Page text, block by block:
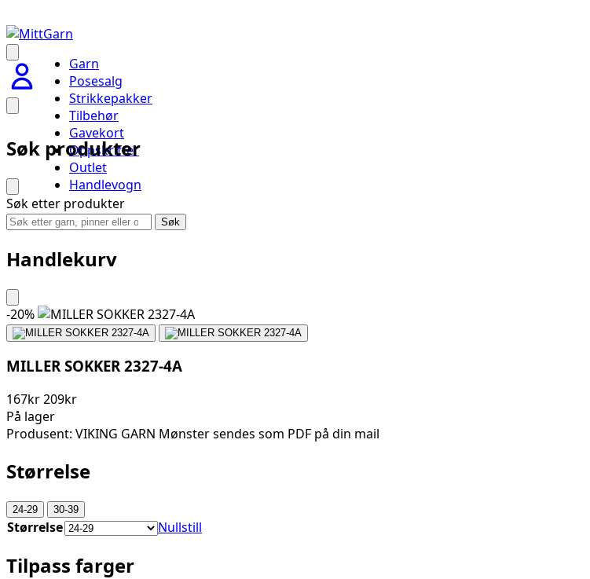
Garn
Posesalg
Strikkepakker
Tilbehør
Gavekort
Oppskrifter
Outlet
Handlevogn
Søk produkter
Søk etter produkter
Søk
Handlekurv
-20%
MILLER SOKKER 2327-4A
167kr209kr
På lager
Produsent: VIKING GARN Mønster sendes som PDF på din mail
Størrelse
24-29 30-39
Størrelse Nullstill
Tilpass farger